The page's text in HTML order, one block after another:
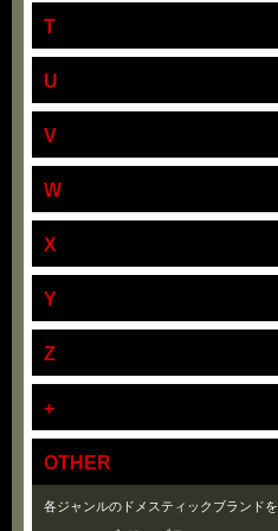
T
U
V
W
X
Y
Z
+
OTHER
各ジャンルのドメスティックブランドを